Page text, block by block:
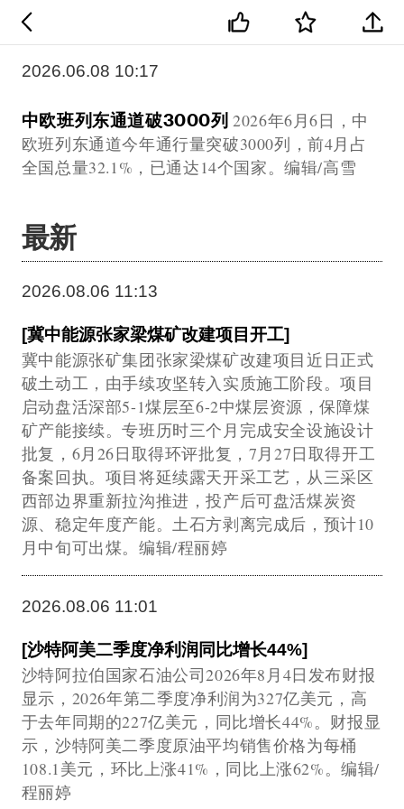
2026.06.08 10:17
中欧班列东通道破3000列 2026年6月6日，中
欧班列东通道今年通行量突破3000列，前4月占
全国总量32.1%，已通达14个国家。编辑/高雪
最新
2026.08.06 11:13
[冀中能源张家梁煤矿改建项目开工]
冀中能源张矿集团张家梁煤矿改建项目近日正式
破土动工，由手续攻坚转入实质施工阶段。项目
启动盘活深部5-1煤层至6-2中煤层资源，保障煤
矿产能接续。专班历时三个月完成安全设施设计
批复，6月26日取得环评批复，7月27日取得开工
备案回执。项目将延续露天开采工艺，从三采区
西部边界重新拉沟推进，投产后可盘活煤炭资
源、稳定年度产能。土石方剥离完成后，预计10
月中旬可出煤。编辑/程丽婷
2026.08.06 11:01
[沙特阿美二季度净利润同比增长44%]
沙特阿拉伯国家石油公司2026年8月4日发布财报
显示，2026年第二季度净利润为327亿美元，高
于去年同期的227亿美元，同比增长44%。财报显
示，沙特阿美二季度原油平均销售价格为每桶
108.1美元，环比上涨41%，同比上涨62%。编辑/
程丽婷